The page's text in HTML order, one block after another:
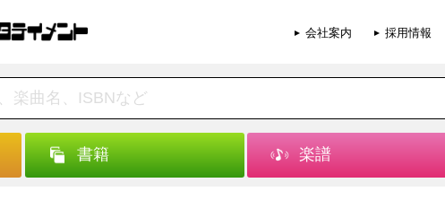
会社案内 採用情報
書籍 楽譜